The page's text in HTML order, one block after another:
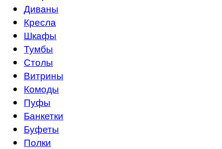
Диваны
Кресла
Шкафы
Тумбы
Столы
Витрины
Комоды
Пуфы
Банкетки
Буфеты
Полки